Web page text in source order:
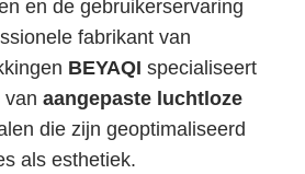
en de gebruikerservaring
fabrikant van
BEYAQI specialiseert
van aangepaste luchtloze
die zijn geoptimaliseerd
als esthetiek.